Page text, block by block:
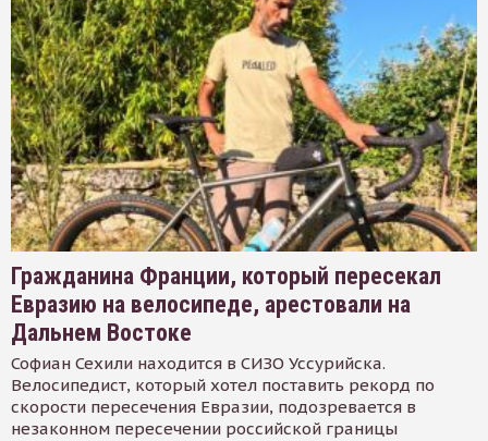
Гражданина Франции, который пересекал
Евразию на велосипеде, арестовали на
Дальнем Востоке
Софиан Сехили находится в СИЗО Уссурийска.
Велосипедист, который хотел поставить рекорд по
скорости пересечения Евразии, подозревается в
незаконном пересечении российской границы